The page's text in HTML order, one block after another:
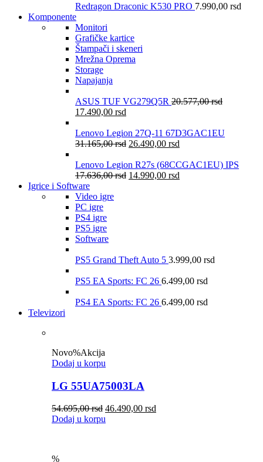
Redragon Draconic K530 PRO 7.990,00 rsd
Komponente
Monitori
Grafičke kartice
Štampači i skeneri
Mrežna Oprema
Storage
Napajanja
ASUS TUF VG279Q5R 20.577,00rsd
17.490,00 rsd
Lenovo Legion 27Q-11 67D3GAC1EU
31.165,00rsd 26.490,00 rsd
Lenovo Legion R27s (68CCGAC1EU) IPS
17.636,00rsd 14.990,00 rsd
Igrice i Software
Video igre
PC igre
PS4 igre
PS5 igre
Software
PS5 Grand Theft Auto 5 3.999,00 rsd
PS5 EA Sports: FC 26 6.499,00 rsd
PS4 EA Sports: FC 26 6.499,00 rsd
Televizori
Novo%Akcija
Dodaj u korpu
LG 55UA75003LA
54.695,00rsd 46.490,00 rsd
Dodaj u korpu
%